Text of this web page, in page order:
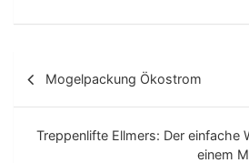
Mogelpackung Ökostrom
Treppenlifte Ellmers: Der einfache
einem